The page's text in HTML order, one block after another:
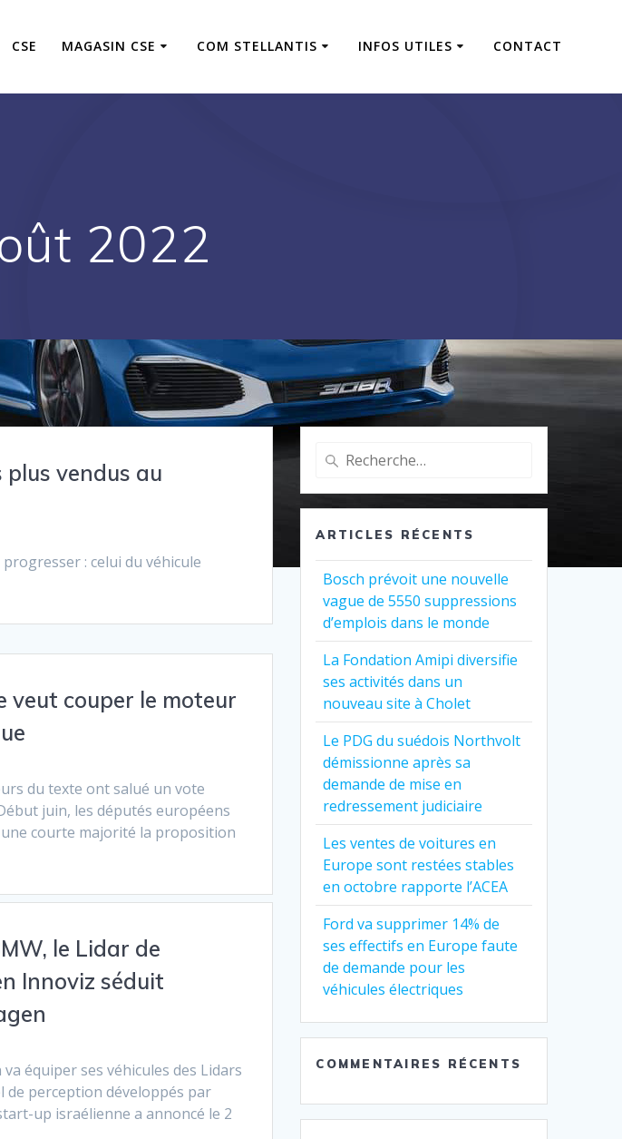
CSE MAGASIN CSE COM STELLANTIS INFOS UTILES CONTACT
2022
plus vendus au
: celui du véhicule
veut couper le moteur
du texte ont salué un vote
juin, les députés européens
courte majorité la proposition
le Lidar de
Innoviz séduit
équiper ses véhicules des Lidars
de perception développés par
up israélienne a annoncé le 2
Recherche
:
ARTICLES RÉCENTS
Bosch prévoit une nouvelle
vague de 5550 suppressions
d’emplois dans le monde
La Fondation Amipi diversifie
ses activités dans un
nouveau site à Cholet
Le PDG du suédois Northvolt
démissionne après sa
demande de mise en
redressement judiciaire
Les ventes de voitures en
Europe sont restées stables
en octobre rapporte l’ACEA
Ford va supprimer 14% de
ses effectifs en Europe faute
de demande pour les
véhicules électriques
COMMENTAIRES RÉCENTS